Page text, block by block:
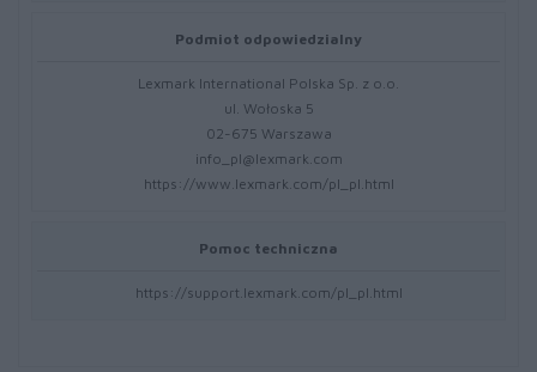
Podmiot odpowiedzialny
Lexmark International Polska Sp. z o.o.
ul. Wołoska 5
02-675 Warszawa
info_pl@lexmark.com
https://www.lexmark.com/pl_pl.html
Pomoc techniczna
https://support.lexmark.com/pl_pl.html